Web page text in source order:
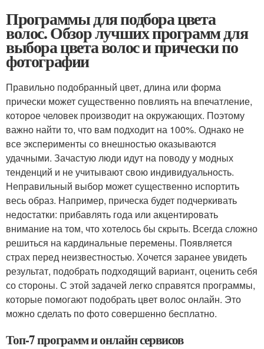
Программы для подбора цвета
волос. Обзор лучших программ для
выбора цвета волос и прически по
фотографии
Правильно подобранный цвет, длина или форма
прически может существенно повлиять на впечатление,
которое человек производит на окружающих. Поэтому
важно найти то, что вам подходит на 100%. Однако не
все эксперименты со внешностью оказываются
удачными. Зачастую люди идут на поводу у модных
тенденций и не учитывают свою индивидуальность.
Неправильный выбор может существенно испортить
весь образ. Например, прическа будет подчеркивать
недостатки: прибавлять года или акцентировать
внимание на том, что хотелось бы скрыть. Всегда сложно
решиться на кардинальные перемены. Появляется
страх перед неизвестностью. Хочется заранее увидеть
результат, подобрать подходящий вариант, оценить себя
со стороны. С этой задачей легко справятся программы,
которые помогают подобрать цвет волос онлайн. Это
можно сделать по фото совершенно бесплатно.
Топ-7 программ и онлайн сервисов